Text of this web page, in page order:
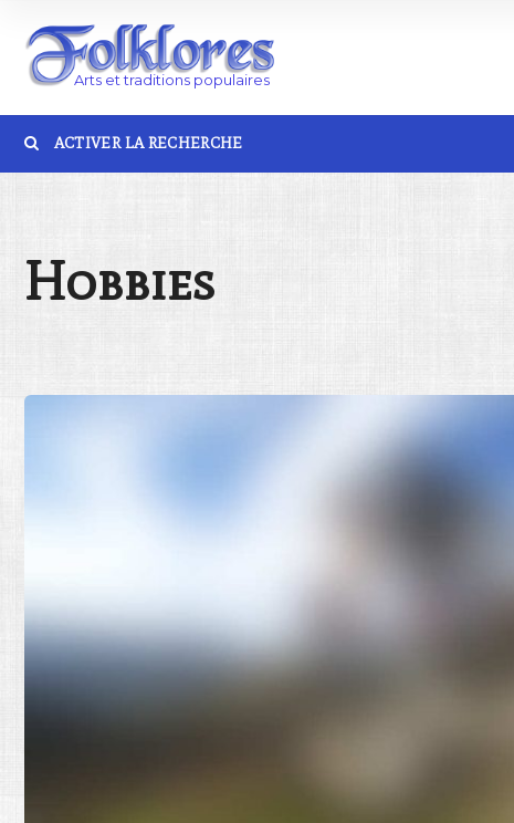
ACTIVER LA RECHERCHE
Hobbies